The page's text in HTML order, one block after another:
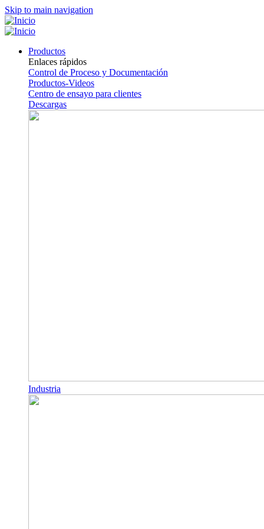
Skip to main navigation
Productos
Enlaces rápidos
Control de Proceso y Documentación
Productos-Videos
Centro de ensayo para clientes
Descargas
Industria